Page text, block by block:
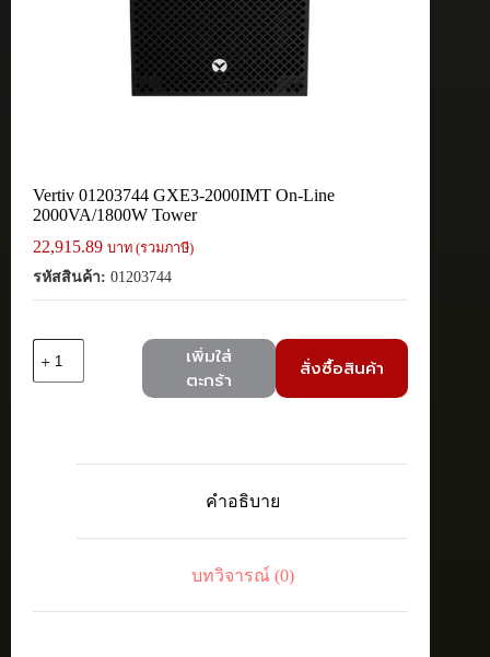
Vertiv 01203744 GXE3-2000IMT On-Line
2000VA/1800W Tower
22,915.89 บาท (รวมภาษี)
รหัสสินค้า: 01203744
Vertiv
เพิ่มใส่
ตะกร้า
สั่งซื้อสินค้า
คำอธิบาย
บทวิจารณ์ (0)